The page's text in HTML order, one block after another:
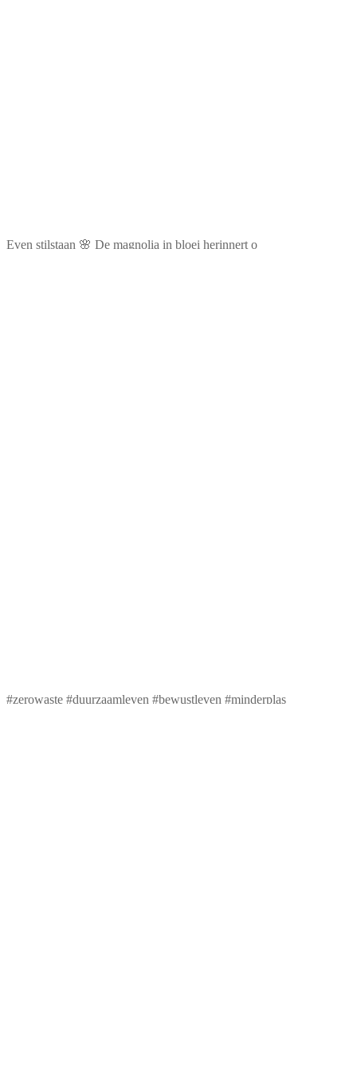
Even stilstaan 🌸 De magnolia in bloei herinnert o
#zerowaste #duurzaamleven #bewustleven #minderplas